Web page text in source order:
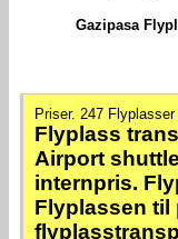
Gazipasa
Priser. 247
Flyplass
Airport
internpris.
Flyplassen til